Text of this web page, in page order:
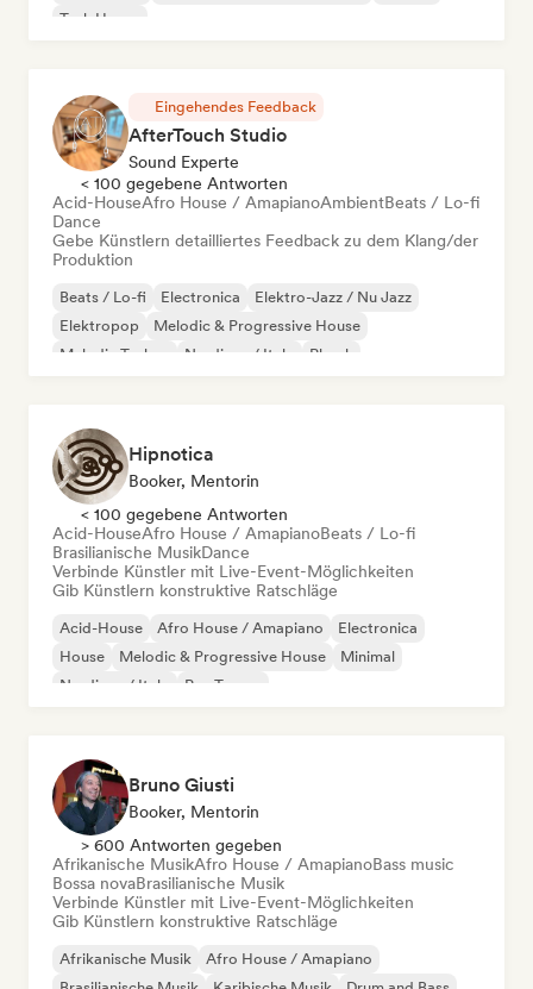
Tech House
Eingehendes Feedback
AfterTouch Studio
Sound Experte
< 100 gegebene Antworten
Acid-HouseAfro House / AmapianoAmbientBeats / Lo-fi
Dance
Gebe Künstlern detailliertes Feedback zu dem Klang/der
Produktion
Beats / Lo-fi Electronica
Elektro-Jazz / Nu Jazz
Elektropop
Melodic & Progressive House
Melodic Techno
Nu-disco / Italo Phonk
Hipnotica
Booker, Mentorin
< 100 gegebene Antworten
Acid-HouseAfro House / AmapianoBeats / Lo-fi
Brasilianische MusikDance
Verbinde Künstler mit Live-Event-Möglichkeiten
Gib Künstlern konstruktive Ratschläge
Acid-House Afro House / Amapiano
Electronica
House
Melodic & Progressive House
Minimal
Nu-disco / Italo
Psy-Trance
Bruno Giusti
Booker, Mentorin
> 600 Antworten gegeben
Afrikanische MusikAfro House / AmapianoBass music
Bossa novaBrasilianische Musik
Verbinde Künstler mit Live-Event-Möglichkeiten
Gib Künstlern konstruktive Ratschläge
Afrikanische Musik
Afro House / Amapiano